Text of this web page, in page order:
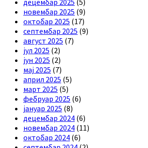
децембар 2025 (5)
новембар 2025 (9)
октобар 2025 (17)
септембар 2025 (9)
август 2025 (7)
јул 2025 (2)
јун 2025 (2)
мај 2025 (7)
април 2025 (5)
март 2025 (5)
фебруар 2025 (6)
јануар 2025 (8)
децембар 2024 (6)
новембар 2024 (11)
октобар 2024 (6)